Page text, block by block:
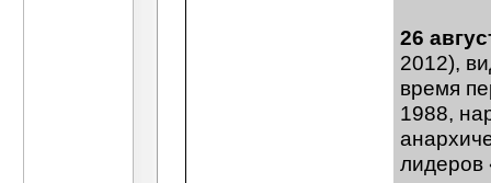
26
2012),
время
1988,
лидеров